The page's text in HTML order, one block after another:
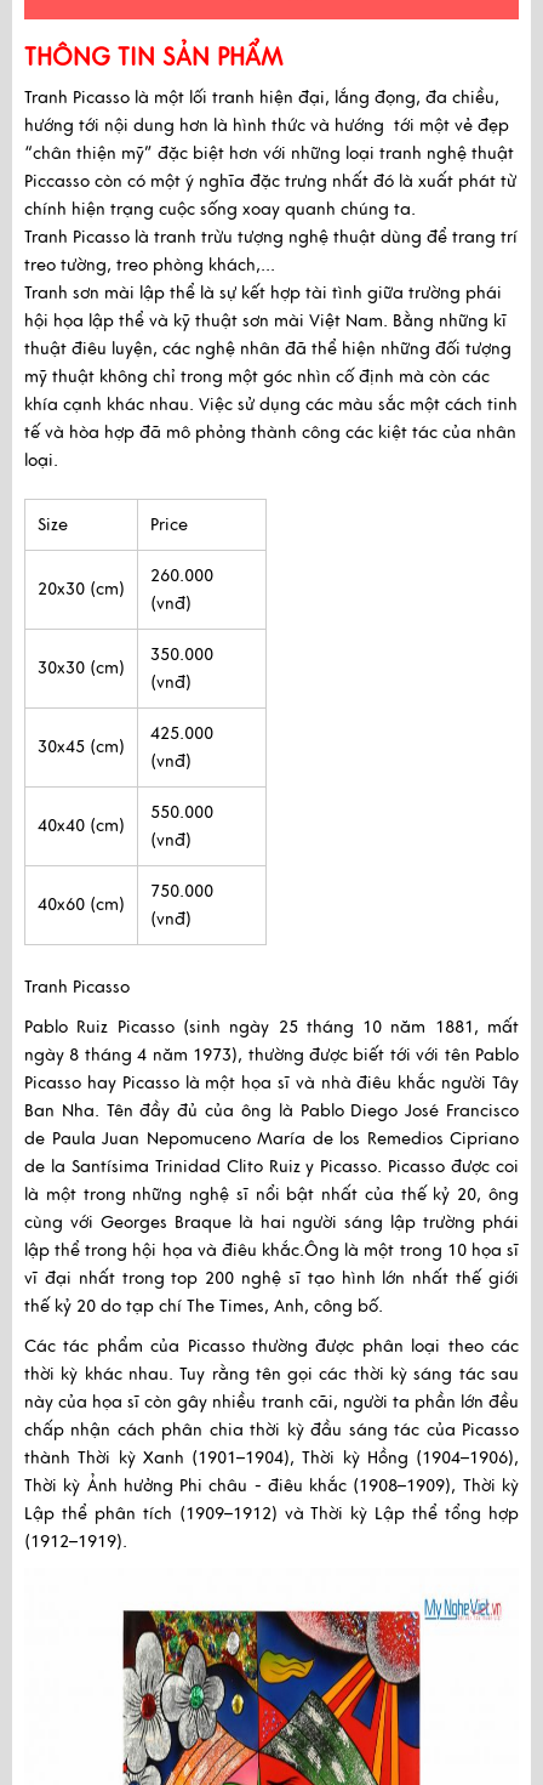
THÔNG TIN SẢN PHẨM
Tranh Picasso là một lối tranh hiện đại, lắng đọng, đa chiều,
hướng tới nội dung hơn là hình thức và hướng tới một vẻ đẹp
“chân thiện mỹ” đặc biệt hơn với những loại tranh nghệ thuật
Piccasso còn có một ý nghĩa đặc trưng nhất đó là xuất phát từ
chính hiện trạng cuộc sống xoay quanh chúng ta.
Tranh Picasso là tranh trừu tượng nghệ thuật dùng để trang trí
treo tường, treo phòng khách,...
Tranh sơn mài lập thể là sự kết hợp tài tình giữa trường phái
hội họa lập thể và kỹ thuật sơn mài Việt Nam. Bằng những kĩ
thuật điêu luyện, các nghệ nhân đã thể hiện những đối tượng
mỹ thuật không chỉ trong một góc nhìn cố định mà còn các
khía cạnh khác nhau. Việc sử dụng các màu sắc một cách tinh
tế và hòa hợp đã mô phỏng thành công các kiệt tác của nhân
loại.
Size Price
20x30 (cm)
260.000
(vnđ)
30x30 (cm)
350.000
(vnđ)
30x45 (cm)
425.000
(vnđ)
40x40 (cm)
550.000
(vnđ)
40x60 (cm)
750.000
(vnđ)
Tranh Picasso
Pablo Ruiz Picasso (sinh ngày 25 tháng 10 năm 1881, mất
ngày 8 tháng 4 năm 1973), thường được biết tới với tên Pablo
Picasso hay Picasso là một họa sĩ và nhà điêu khắc người Tây
Ban Nha. Tên đầy đủ của ông là Pablo Diego José Francisco
de Paula Juan Nepomuceno María de los Remedios Cipriano
de la Santísima Trinidad Clito Ruiz y Picasso. Picasso được coi
là một trong những nghệ sĩ nổi bật nhất của thế kỷ 20, ông
cùng với Georges Braque là hai người sáng lập trường phái
lập thể trong hội họa và điêu khắc.Ông là một trong 10 họa sĩ
vĩ đại nhất trong top 200 nghệ sĩ tạo hình lớn nhất thế giới
thế kỷ 20 do tạp chí The Times, Anh, công bố.
Các tác phẩm của Picasso thường được phân loại theo các
thời kỳ khác nhau. Tuy rằng tên gọi các thời kỳ sáng tác sau
này của họa sĩ còn gây nhiều tranh cãi, người ta phần lớn đều
chấp nhận cách phân chia thời kỳ đầu sáng tác của Picasso
thành Thời kỳ Xanh (1901–1904), Thời kỳ Hồng (1904–1906),
Thời kỳ Ảnh hưởng Phi châu - điêu khắc (1908–1909), Thời kỳ
Lập thể phân tích (1909–1912) và Thời kỳ Lập thể tổng hợp
(1912–1919).